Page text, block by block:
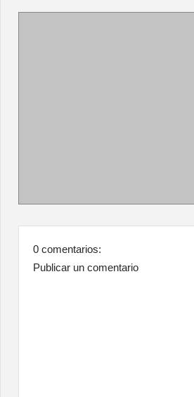
0 comentarios:
Publicar un comentario